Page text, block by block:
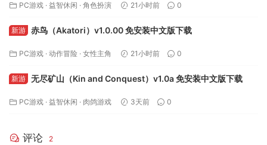
PC游戏 · 益智休闲 · 角色扮演 21小时前 0
新游 赤鸟（Akatori）v1.0.00 免安装中文版下载
PC游戏 · 动作冒险 · 女性主角 21小时前 0
新游 无尽矿山（Kin and Conquest）v1.0a 免安装中文版下载
PC游戏 · 益智休闲 · 肉鸽游戏 3天前 0
评论 2